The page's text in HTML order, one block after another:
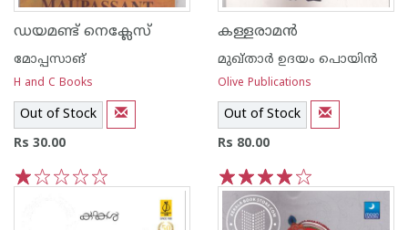
ഡയമണ്ട് നെക്ലേസ്
മോപ്പസാങ്
H and C Books
Out of Stock
Rs 30.00
കള്ളരാമന്‍
മുഖ്താര്‍ ഉദയം പൊയിന്‍
Olive Publications
Out of Stock
Rs 80.00
5
4
3
2
1